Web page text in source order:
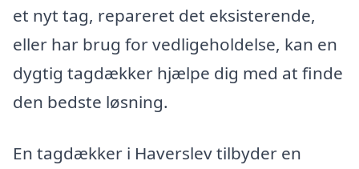
et nyt tag, repareret det eksisterende,
eller har brug for vedligeholdelse, kan en
dygtig tagdækker hjælpe dig med at finde
den bedste løsning.
En tagdækker i Haverslev tilbyder en